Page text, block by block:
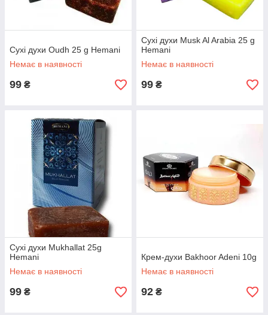
Сухі духи Oudh 25 g Hemani
Немає в наявності
99 ₴
Сухі духи Musk Al Arabia 25 g
Hemani
Немає в наявності
99 ₴
Сухі духи Mukhallat 25g
Hemani
Немає в наявності
99 ₴
Крем-духи Bakhoor Adeni 10g
Немає в наявності
92 ₴